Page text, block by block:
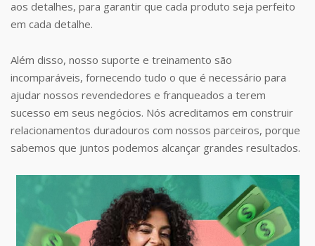
aos detalhes, para garantir que cada produto seja perfeito
em cada detalhe.
Além disso, nosso suporte e treinamento são
incomparáveis, fornecendo tudo o que é necessário para
ajudar nossos revendedores e franqueados a terem
sucesso em seus negócios. Nós acreditamos em construir
relacionamentos duradouros com nossos parceiros, porque
sabemos que juntos podemos alcançar grandes resultados.